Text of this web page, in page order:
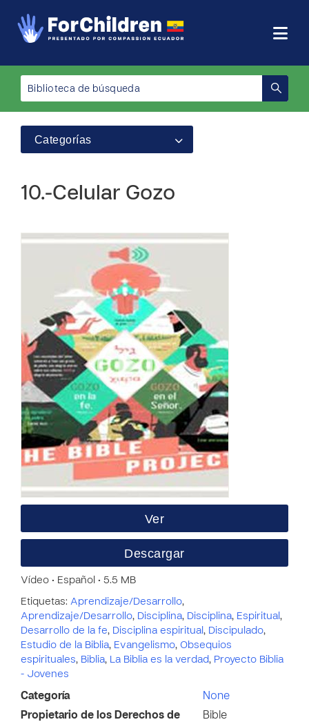
Categorías
10.-Celular Gozo
Ver
Descargar
Vídeo • Español • 5.5 MB
Etiquetas: Aprendizaje/Desarrollo,
Aprendizaje/Desarrollo, Disciplina, Disciplina, Espiritual ,
Desarrollo de la fe, Disciplina espiritual , Discipulado,
Estudio de la Biblia, Evangelismo, Obsequios
espirituales, Biblia, La Biblia es la verdad, Proyecto Biblia
- Jovenes
Categoría
None
Propietario de los Derechos de
Bible